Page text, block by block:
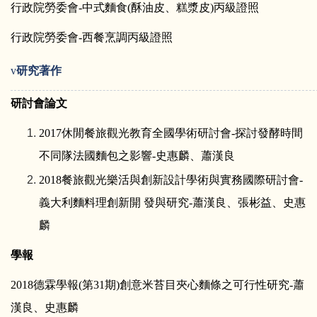
行政院勞委會-中式麵食(酥油皮、糕漿皮)丙級證照
行政院勞委會-西餐烹調丙級證照
v研究著作
研討會論文
2017休閒餐旅觀光教育全國學術研討會-探討發酵時間
不同隊法國麵包之影響-史惠麟、蕭漢良
2018餐旅觀光樂活與創新設計學術與實務國際研討會-
義大利麵料理創新開 發與研究-蕭漢良、張彬益、史惠
麟
學報
2018德霖學報(第31期)創意米苔目夾心麵條之可行性研究-蕭
漢良、史惠麟